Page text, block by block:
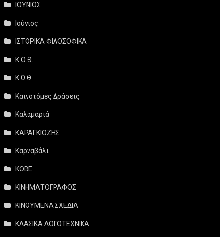
ΙΟΥΝΙΟΣ
Ιούνιος
ΙΣΤΟΡΙΚΑ ΦΙΛΟΣΟΦΙΚΑ
Κ.Ο.Θ.
Κ.Ω.Θ.
Καινοτόμες Δράσεις
Καλαμαριά
ΚΑΡΑΓΚΙΟΖΗΣ
Καρναβάλι
ΚΘΒΕ
ΚΙΝΗΜΑΤΟΓΡΑΦΟΣ
ΚΙΝΟΥΜΕΝΑ ΣΧΕΔΙΑ
ΚΛΑΣΙΚΑ ΛΟΓΟΤΕΧΝΙΚΑ